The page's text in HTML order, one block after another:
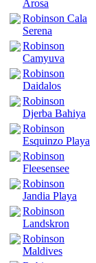
Arosa
Robinson Cala
Serena
Robinson
Camyuva
Robinson
Daidalos
Robinson
Djerba Bahiya
Robinson
Esquinzo Playa
Robinson
Fleesensee
Robinson
Jandia Playa
Robinson
Landskron
Robinson
Maldives